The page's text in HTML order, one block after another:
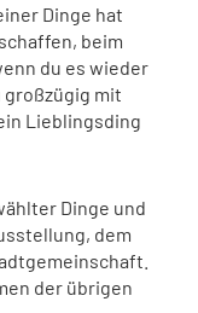
Dinge hat
beim
du es wieder
mit
Lieblingsding
Dinge und
dem
der übrigen